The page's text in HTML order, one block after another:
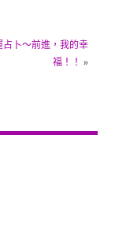
占卜～前進，我的幸
福！！ »